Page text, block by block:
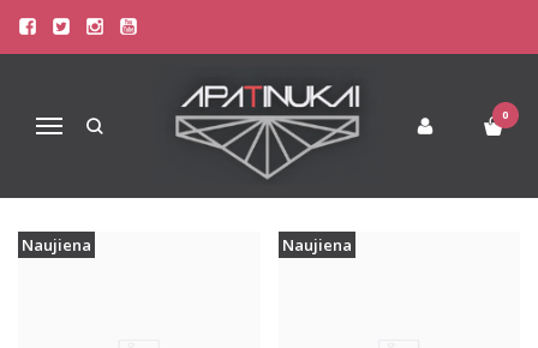
Navigacija
0
PREKIŲ PAIEŠKA - LACE
Prekių paieška
Naujiena Naujiena